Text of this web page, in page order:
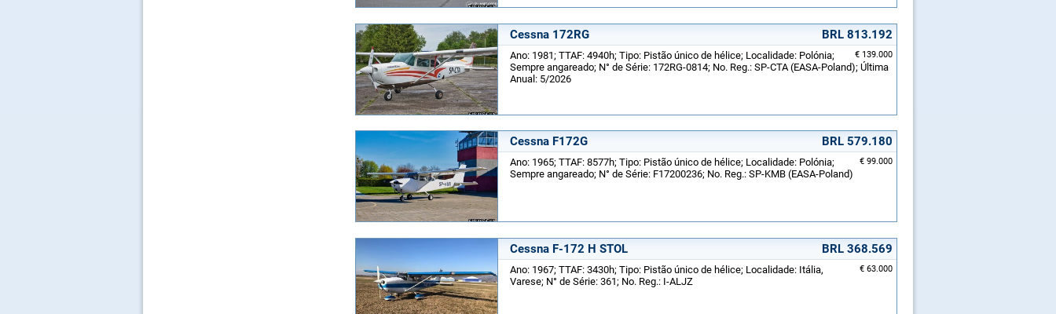
Cessna 172RG BRL 813.192
€ 139.000
Ano: 1981; TTAF: 4940h; Tipo: Pistão único de hélice; Localidade: Polónia;
Sempre angareado; N° de Série: 172RG-0814; No. Reg.: SP-CTA (EASA-Poland); Última
Anual: 5/2026
Cessna F172G BRL 579.180
€ 99.000
Ano: 1965; TTAF: 8577h; Tipo: Pistão único de hélice; Localidade: Polónia;
Sempre angareado; N° de Série: F17200236; No. Reg.: SP-KMB (EASA-Poland)
Cessna F-172 H STOL BRL 368.569
€ 63.000
Ano: 1967; TTAF: 3430h; Tipo: Pistão único de hélice; Localidade: Itália,
Varese; N° de Série: 361; No. Reg.: I-ALJZ